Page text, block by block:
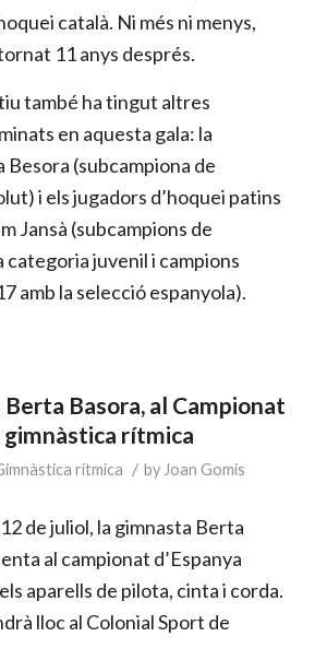
català. Ni més ni menys,
11 anys després.
també ha tingut altres
en aquesta gala: la
Besora (subcampiona de
i els jugadors d’hoquei patins
Jansà (subcampions de
categoria juvenil i campions
amb la selecció espanyola).
Basora, al Campionat
gimnàstica rítmica
rítmica / by Joan Gomis
de juliol, la gimnasta Berta
al campionat d’Espanya
aparells de pilota, cinta i corda.
lloc al Colonial Sport de